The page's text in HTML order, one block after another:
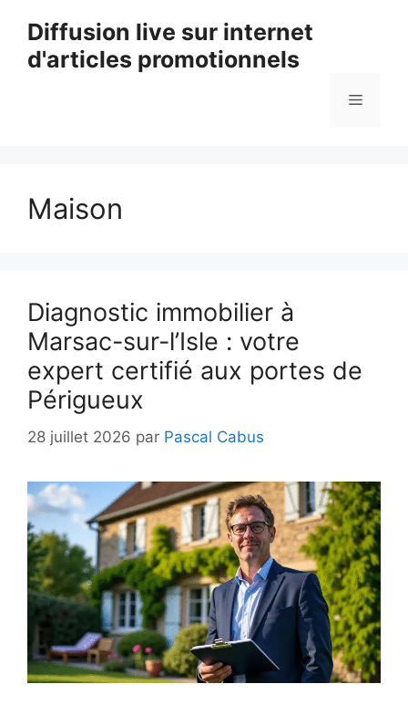
contenu
Diffusion live sur internet
d'articles promotionnels
Menu
Maison
Diagnostic immobilier à
Marsac-sur-l’Isle : votre
expert certifié aux portes de
Périgueux
28 juillet 2026 par Pascal Cabus